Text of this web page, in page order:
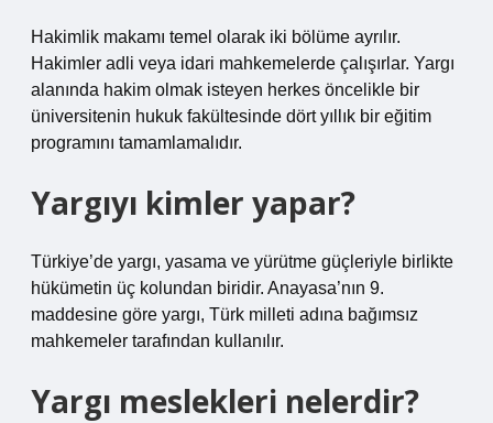
Hakimlik makamı temel olarak iki bölüme ayrılır.
Hakimler adli veya idari mahkemelerde çalışırlar. Yargı
alanında hakim olmak isteyen herkes öncelikle bir
üniversitenin hukuk fakültesinde dört yıllık bir eğitim
programını tamamlamalıdır.
Yargıyı kimler yapar?
Türkiye’de yargı, yasama ve yürütme güçleriyle birlikte
hükümetin üç kolundan biridir. Anayasa’nın 9.
maddesine göre yargı, Türk milleti adına bağımsız
mahkemeler tarafından kullanılır.
Yargı meslekleri nelerdir?